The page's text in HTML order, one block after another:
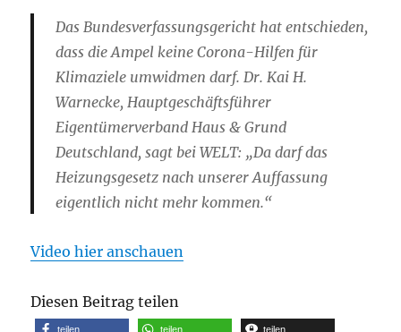
Das Bundesverfassungsgericht hat entschieden,
dass die Ampel keine Corona-Hilfen für
Klimaziele umwidmen darf. Dr. Kai H.
Warnecke, Hauptgeschäftsführer
Eigentümerverband Haus & Grund
Deutschland, sagt bei WELT: „Da darf das
Heizungsgesetz nach unserer Auffassung
eigentlich nicht mehr kommen.“
Video hier anschauen
Diesen Beitrag teilen
teilen teilen teilen